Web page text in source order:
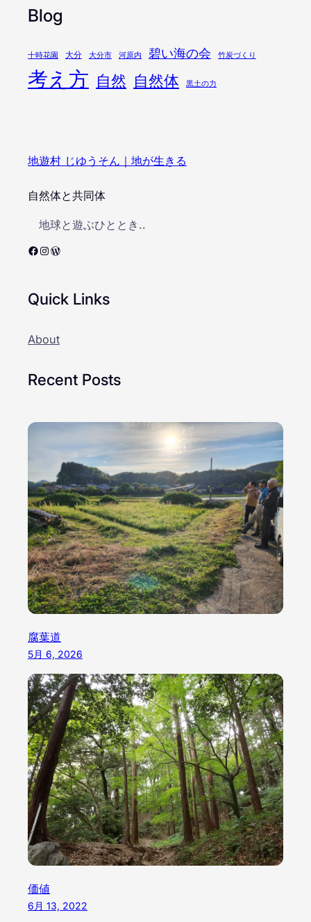
Blog
十時花園 大分 大分市 河原内 碧い海の会 竹炭づくり
考え方 自然 自然体 黒土の力
地遊村 じゆうそん｜地が生きる
自然体と共同体
地球と遊ぶひととき..
Facebook Instagram WordPress
Quick Links
About
Recent Posts
腐葉道
5月 6, 2026
価値
6月 13, 2022